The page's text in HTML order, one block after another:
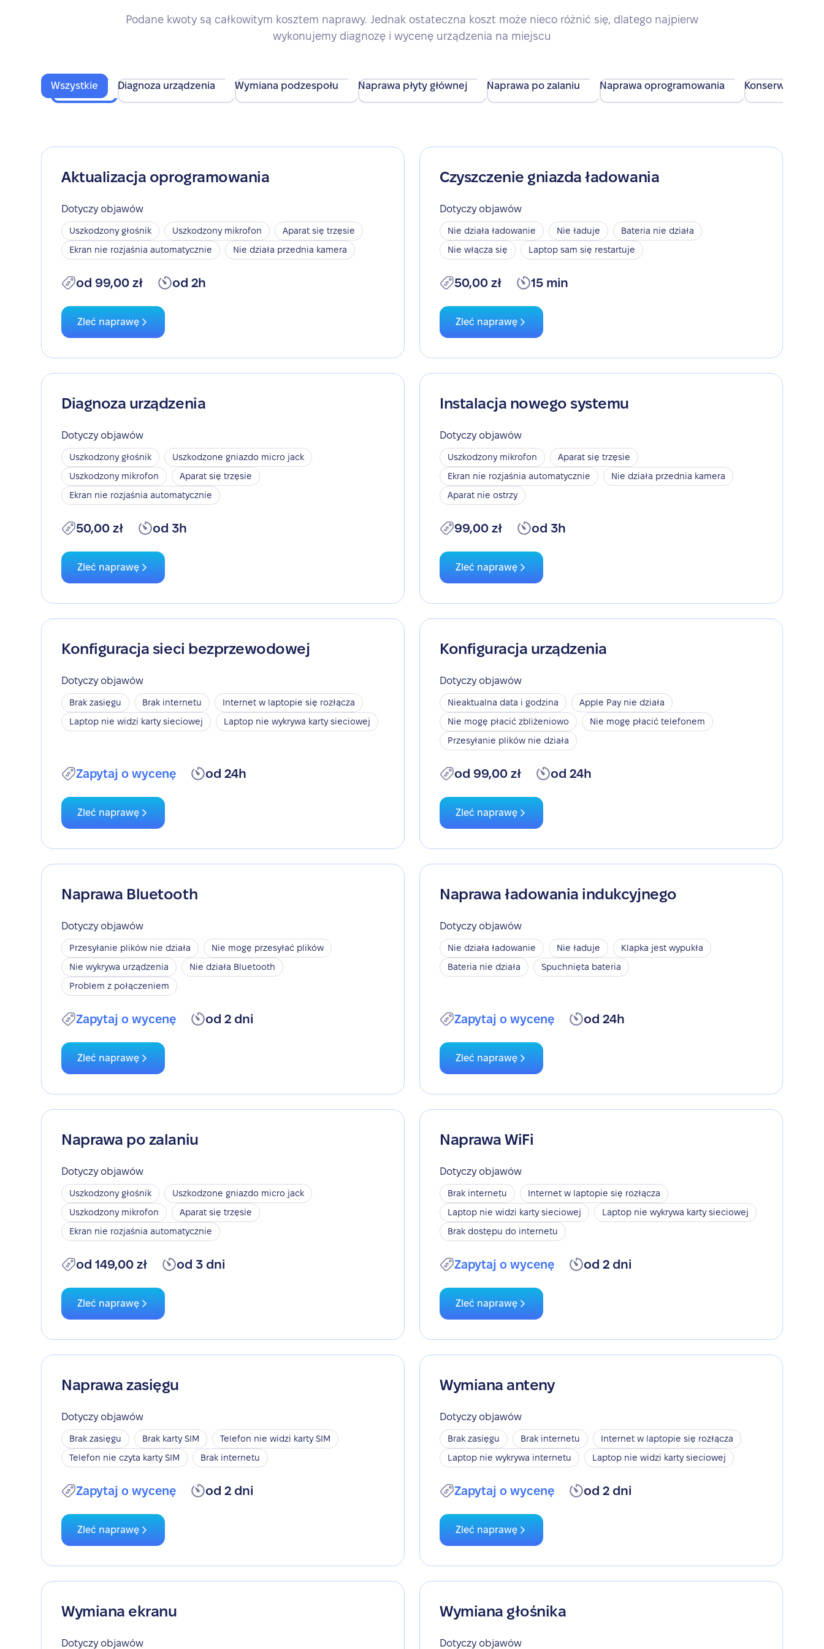
Podane kwoty są całkowitym kosztem naprawy. Jednak ostateczna koszt może nieco różnić się, dlatego najpierw
wykonujemy diagnozę i wycenę urządzenia na miejscu
Wszystkie Diagnoza urządzenia Wymiana podzespołu Naprawa płyty głównej Naprawa po zalaniu Naprawa oprogramowania Konserwacja
Aktualizacja oprogramowania
Dotyczy objawów
Uszkodzony głośnik Uszkodzony mikrofon
Aparat się trzęsie
Ekran nie rozjaśnia automatycznie
Nie działa przednia kamera
od 99,00 zł od 2h
Zleć naprawę
Czyszczenie gniazda ładowania
Dotyczy objawów
Nie działa ładowanie Nie ładuje
Bateria nie działa
Nie włącza się
Laptop sam się restartuje
50,00 zł 15 min
Zleć naprawę
Diagnoza urządzenia
Dotyczy objawów
Uszkodzony głośnik
Uszkodzone gniazdo micro jack
Uszkodzony mikrofon
Aparat się trzęsie
Ekran nie rozjaśnia automatycznie
50,00 zł od 3h
Zleć naprawę
Instalacja nowego systemu
Dotyczy objawów
Uszkodzony mikrofon
Aparat się trzęsie
Ekran nie rozjaśnia automatycznie
Nie działa przednia kamera
Aparat nie ostrzy
99,00 zł od 3h
Zleć naprawę
Konfiguracja sieci bezprzewodowej
Dotyczy objawów
Brak zasięgu Brak internetu
Internet w laptopie się rozłącza
Laptop nie widzi karty sieciowej
Laptop nie wykrywa karty sieciowej
Zapytaj o wycenę od 24h
Zleć naprawę
Konfiguracja urządzenia
Dotyczy objawów
Nieaktualna data i godzina
Apple Pay nie działa
Nie mogę płacić zbliżeniowo
Nie mogę płacić telefonem
Przesyłanie plików nie działa
od 99,00 zł od 24h
Zleć naprawę
Naprawa Bluetooth
Dotyczy objawów
Przesyłanie plików nie działa
Nie mogę przesyłać plików
Nie wykrywa urządzenia
Nie działa Bluetooth
Problem z połączeniem
Zapytaj o wycenę od 2 dni
Zleć naprawę
Naprawa ładowania indukcyjnego
Dotyczy objawów
Nie działa ładowanie Nie ładuje
Klapka jest wypukła
Bateria nie działa
Spuchnięta bateria
Zapytaj o wycenę od 24h
Zleć naprawę
Naprawa po zalaniu
Dotyczy objawów
Uszkodzony głośnik
Uszkodzone gniazdo micro jack
Uszkodzony mikrofon
Aparat się trzęsie
Ekran nie rozjaśnia automatycznie
od 149,00 zł od 3 dni
Zleć naprawę
Naprawa WiFi
Dotyczy objawów
Brak internetu
Internet w laptopie się rozłącza
Laptop nie widzi karty sieciowej
Laptop nie wykrywa karty sieciowej
Brak dostępu do internetu
Zapytaj o wycenę od 2 dni
Zleć naprawę
Naprawa zasięgu
Dotyczy objawów
Brak zasięgu Brak karty SIM
Telefon nie widzi karty SIM
Telefon nie czyta karty SIM
Brak internetu
Zapytaj o wycenę od 2 dni
Zleć naprawę
Wymiana anteny
Dotyczy objawów
Brak zasięgu Brak internetu
Internet w laptopie się rozłącza
Laptop nie wykrywa internetu
Laptop nie widzi karty sieciowej
Zapytaj o wycenę od 2 dni
Zleć naprawę
Wymiana ekranu
Dotyczy objawów
Wymiana głośnika
Dotyczy objawów